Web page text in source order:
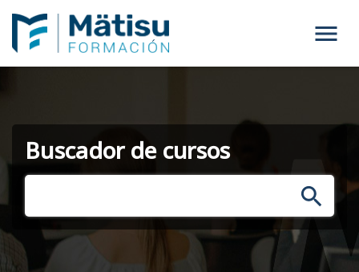
Menú
Buscador de cursos